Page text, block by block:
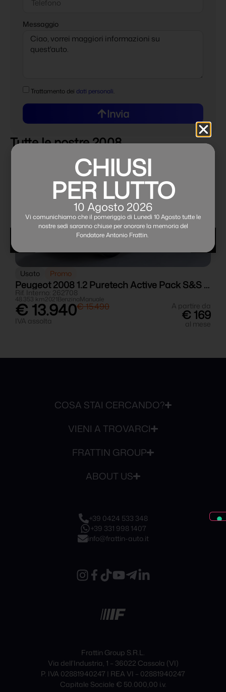
Messaggio
Trattamento dei dati personali.
Invia
Tutte le nostre 2008
Usato Promo
Peugeot 2008 1.2 Puretech Active Pack S&S 130cv
Rif. Interno: 262708
48.353 km2021BenzinaManuale
€ 13.940€ 15.490
IVA assolta
A partire da
€ 169
al mese
COSA STAI CERCANDO?
VIENI A TROVARCI
FRATTIN GROUP
ABOUT US
+39 0424 533 348
+39 331 998 1407
info@frattin-auto.it
Frattin Group S.R.L.
Via dell’Industria, 1 – 36022 Cassola (VI)
P. IVA 02881940247 | REA VI – 02881940247
Capitale Sociale € 50.000,00 i.v.
CHIUSI
PER LUTTO
10 Agosto 2026
Vi comunichiamo che il pomeriggio di Lunedì 10 Agosto tutte le
nostre sedi saranno chiuse per onorare la memoria del
Fondatore Antonio Frattin.